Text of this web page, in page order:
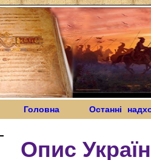
Головна Останні
Опис